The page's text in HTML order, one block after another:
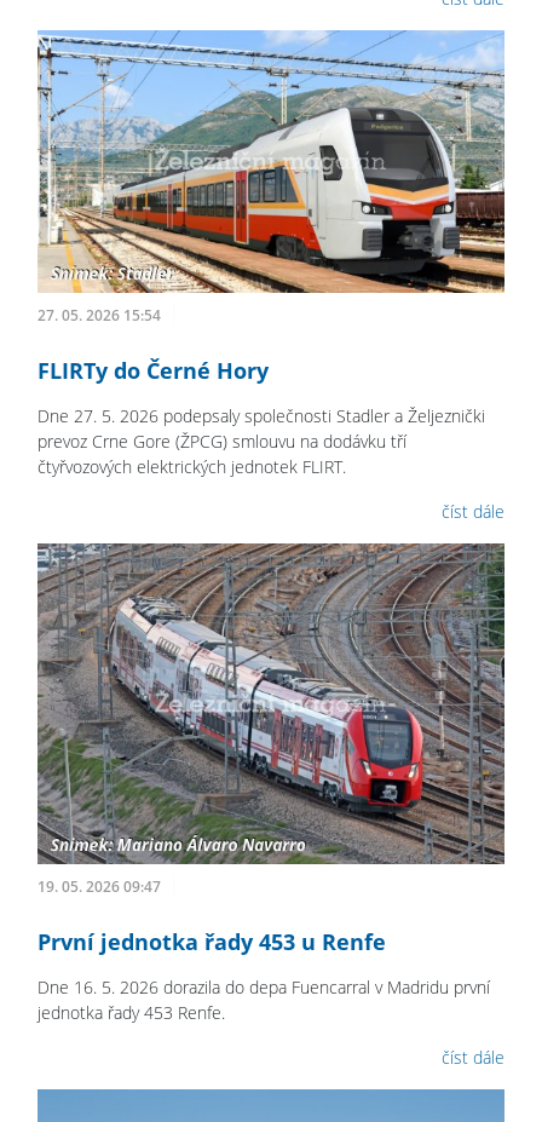
27. 05. 2026 15:54
FLIRTy do Černé Hory
Dne 27. 5. 2026 podepsaly společnosti Stadler a Željeznički
prevoz Crne Gore (ŽPCG) smlouvu na dodávku tří
čtyřvozových elektrických jednotek FLIRT.
číst dále
19. 05. 2026 09:47
První jednotka řady 453 u Renfe
Dne 16. 5. 2026 dorazila do depa Fuencarral v Madridu první
jednotka řady 453 Renfe.
číst dále